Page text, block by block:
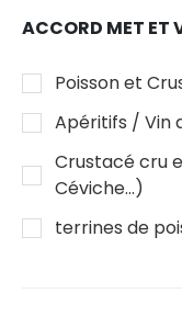
ACCORD MET ET
Poisson et
Apéritifs / Vin
Crustacé cru
Céviche...)
terrines de